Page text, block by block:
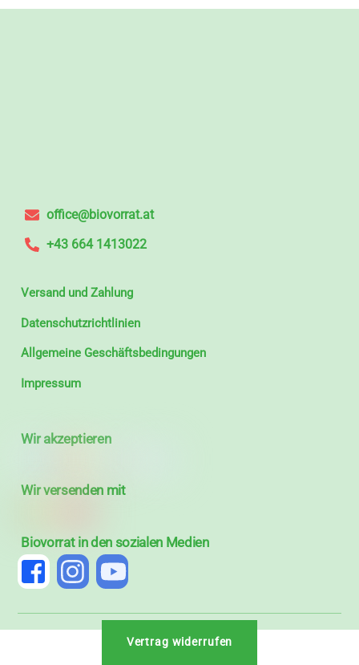
office@biovorrat.at
+43 664 1413022
Versand und Zahlung
Datenschutzrichtlinien
Allgemeine Geschäftsbedingungen
Impressum
Wir akzeptieren
Wir versenden mit
Biovorrat in den sozialen Medien
Vertrag widerrufen